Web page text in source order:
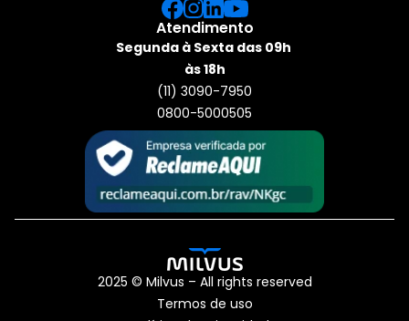
Atendimento
Segunda à Sexta das 09h
às 18h
(11) 3090-7950
0800-5000505
2025 © Milvus – All rights reserved
Termos de uso